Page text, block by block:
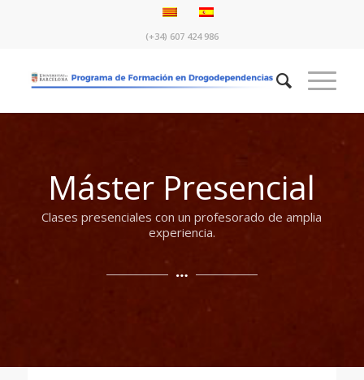
(+34) 607 424 986
Máster Presencial
Clases presenciales con un profesorado de amplia
experiencia.